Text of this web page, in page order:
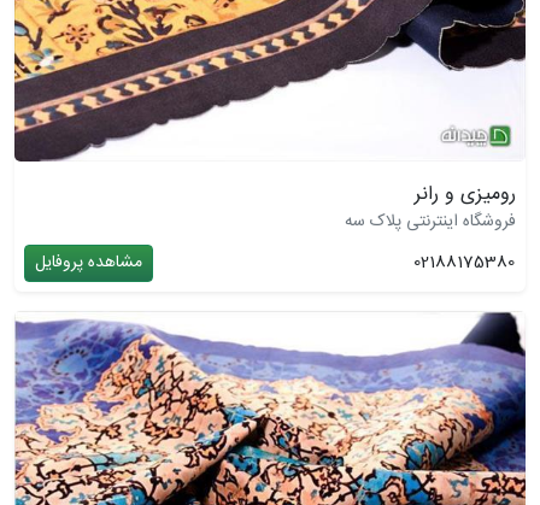
رومیزی و رانر
فروشگاه اینترنتی پلاک سه
02188175380
مشاهده پروفایل